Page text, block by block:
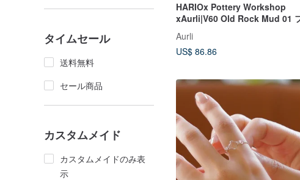
タイムセール
送料無料
セール商品
カスタムメイド
カスタムメイドのみ表
示
HARIOx Pottery Workshop
xAurli|V60 Old Rock Mud 01
ルターカップ (ボルカニックブラ
ク)
Aurli
US$ 86.86